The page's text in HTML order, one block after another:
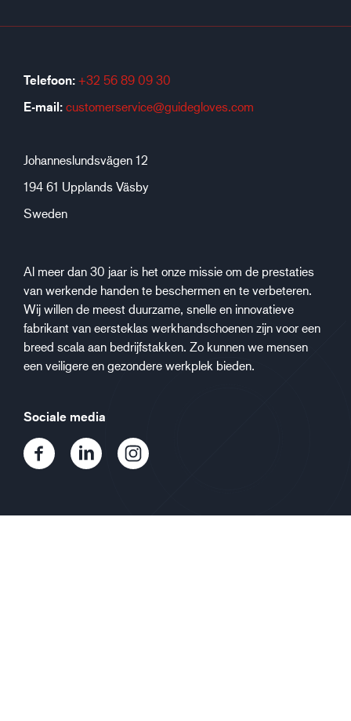
Telefoon: +32 56 89 09 30
E-mail: customerservice@guidegloves.com
Johanneslundsvägen 12
194 61 Upplands Väsby
Sweden
Al meer dan 30 jaar is het onze missie om de prestaties
van werkende handen te beschermen en te verbeteren.
Wij willen de meest duurzame, snelle en innovatieve
fabrikant van eersteklas werkhandschoenen zijn voor een
breed scala aan bedrijfstakken. Zo kunnen we mensen
een veiligere en gezondere werkplek bieden.
Sociale media